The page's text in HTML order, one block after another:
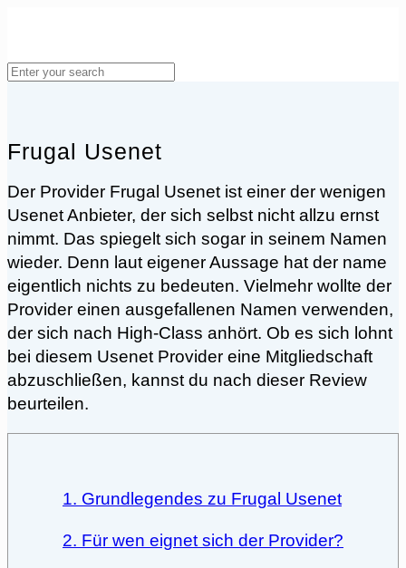
Frugal Usenet
Der Provider Frugal Usenet ist einer der wenigen
Usenet Anbieter, der sich selbst nicht allzu ernst
nimmt. Das spiegelt sich sogar in seinem Namen
wieder. Denn laut eigener Aussage hat der name
eigentlich nichts zu bedeuten. Vielmehr wollte der
Provider einen ausgefallenen Namen verwenden,
der sich nach High-Class anhört. Ob es sich lohnt
bei diesem Usenet Provider eine Mitgliedschaft
abzuschließen, kannst du nach dieser Review
beurteilen.
1. Grundlegendes zu Frugal Usenet
2. Für wen eignet sich der Provider?